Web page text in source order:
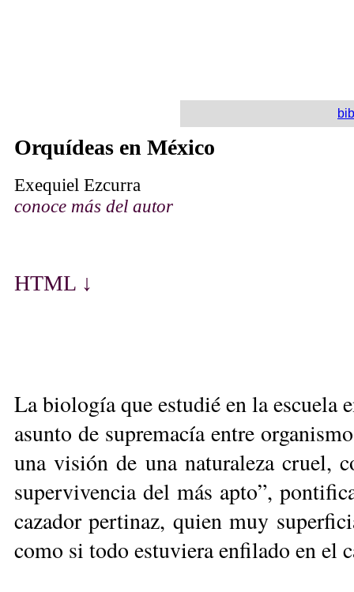
Orquídeas en México
Exequiel Ezcurra
conoce más del autor
HTML ↓
La biología que estudié en la escuela
asunto de supremacía entre
una visión de una naturaleza cruel,
supervivencia del más apto”,
cazador pertinaz, quien muy
como si todo estuviera enfilado en el